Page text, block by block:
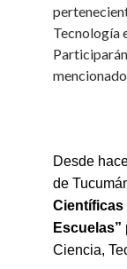
Tecnología
Desde
de
Científicas
Escuelas”
Ciencia,